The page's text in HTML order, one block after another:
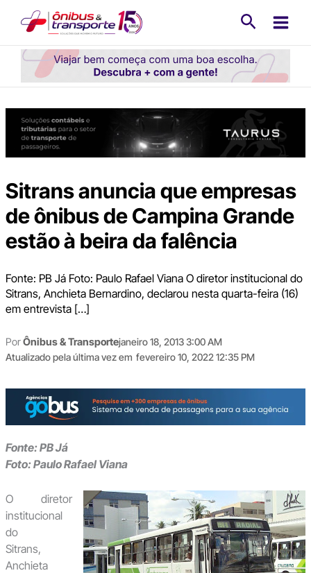
conteúdo
Sitrans anuncia que empresas
de ônibus de Campina Grande
estão à beira da falência
Fonte: PB Já Foto: Paulo Rafael Viana O diretor institucional do
Sitrans, Anchieta Bernardino, declarou nesta quarta-feira (16)
em entrevista […]
PorÔnibus & Transportejaneiro 18, 2013 3:00 AM
Atualizado pela última vez em fevereiro 10, 2022 12:35 PM
Fonte: PB Já
Foto: Paulo Rafael Viana
O diretor
institucional
do
Sitrans,
Anchieta